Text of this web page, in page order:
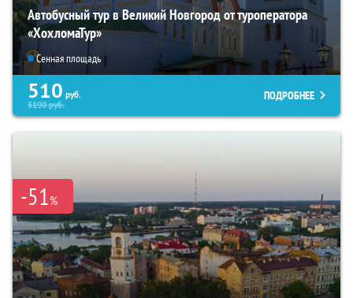
Автобусный тур в Великий Новгород от туроператора
«ХохломаТур»
Сенная площадь
510 руб.
5190руб.
ПОДРОБНЕЕ
-51%